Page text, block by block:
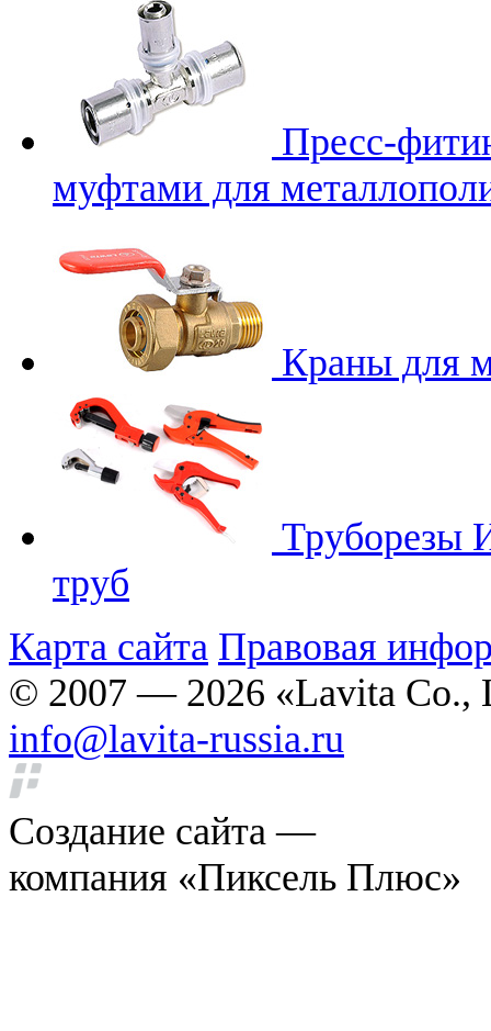
Пресс-
муфтами для
Краны для
Труборезы
труб
Карта сайта Правовая
© 2007 — 2026 «Lavita Co.,
info@lavita-russia.ru
Создание сайта —
компания «Пиксель Плюс»